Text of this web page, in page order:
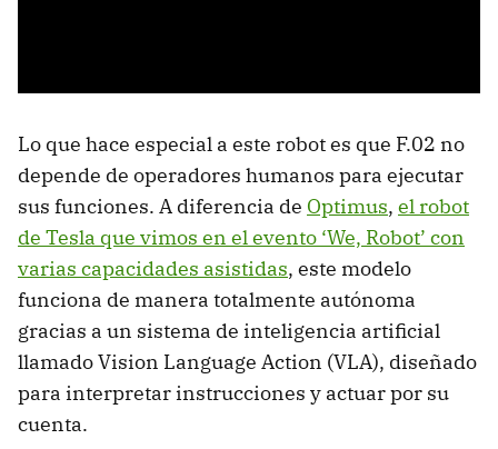
Lo que hace especial a este robot es que F.02 no
depende de operadores humanos para ejecutar
sus funciones. A diferencia de Optimus, el robot
de Tesla que vimos en el evento ‘We, Robot’ con
varias capacidades asistidas, este modelo
funciona de manera totalmente autónoma
gracias a un sistema de inteligencia artificial
llamado Vision Language Action (VLA), diseñado
para interpretar instrucciones y actuar por su
cuenta.